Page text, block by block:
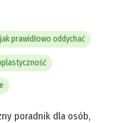
jak prawidłowo oddychać
poradnik dla osób,